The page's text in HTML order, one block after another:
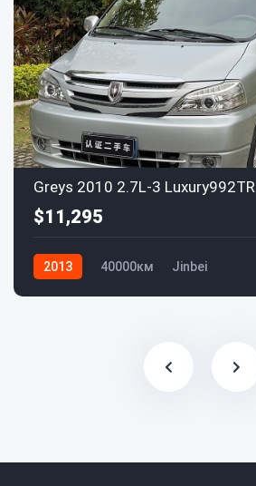
Greys 2010 2.7L-3 Luxury992TR
$11,295
2013 40000км Jinbei